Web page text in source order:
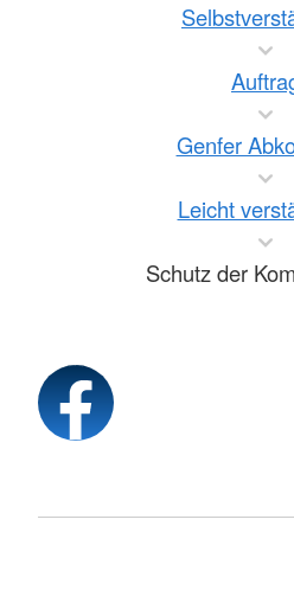
Genfer
Leicht
Schutz der